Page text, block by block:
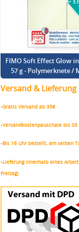
FIMO Soft Effect Glow
57 g - Polymerknete /
Versand & Lieferung
•Gratis Versand ab 35€
•Versandkostenpauschale bis 35
•Bis 16 Uhr bestellt, am selben
•Lieferung innerhalb eines
Freitag)